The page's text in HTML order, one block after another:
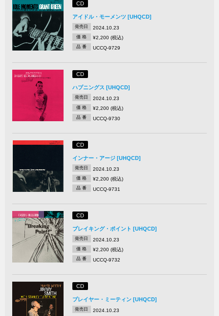
CD
アイドル・モーメンツ [UHQCD]
発売日 2024.10.23
価 格 ¥2,200 (税込)
品 番 UCCQ-9729
CD
ハプニングス [UHQCD]
発売日 2024.10.23
価 格 ¥2,200 (税込)
品 番 UCCQ-9730
CD
インナー・アージ [UHQCD]
発売日 2024.10.23
価 格 ¥2,200 (税込)
品 番 UCCQ-9731
CD
ブレイキング・ポイント [UHQCD]
発売日 2024.10.23
価 格 ¥2,200 (税込)
品 番 UCCQ-9732
CD
プレイヤー・ミーティン [UHQCD]
発売日 2024.10.23